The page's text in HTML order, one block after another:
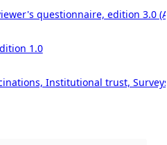
questionnaire, edition 3.0
1.0
Institutional trust,